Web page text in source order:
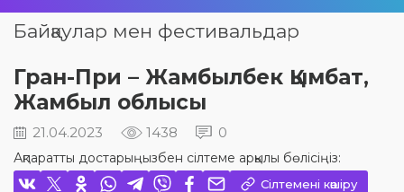
Байқаулар мен фестивальдар
Гран-При – Жамбылбек Қымбат,
Жамбыл облысы
21.04.2023 1438 0
Ақпаратты достарыңызбен сілтеме арқылы бөлісіңіз:
Сілтемені көшіру